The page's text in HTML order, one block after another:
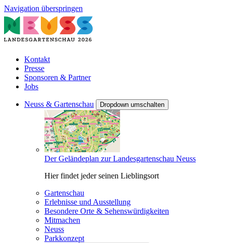
Navigation überspringen
Kontakt
Presse
Sponsoren & Partner
Jobs
Neuss & Gartenschau Dropdown umschalten
Der Geländeplan zur Landesgartenschau Neuss
Hier findet jeder seinen Lieblingsort
Gartenschau
Erlebnisse und Ausstellung
Besondere Orte & Sehenswürdigkeiten
Mitmachen
Neuss
Parkkonzept